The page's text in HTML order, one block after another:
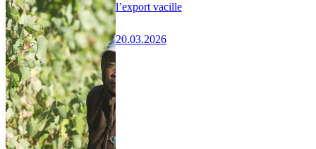
l’export vacille
20.03.2026